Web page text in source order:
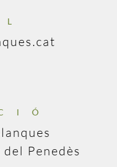
Penedès